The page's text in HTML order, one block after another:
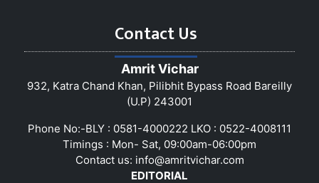
Contact Us
Amrit Vichar
932, Katra Chand Khan, Pilibhit Bypass Road Bareilly
(U.P) 243001
Phone No:-BLY : 0581-4000222 LKO : 0522-4008111
Timings : Mon- Sat, 09:00am-06:00pm
Contact us: info@amritvichar.com
EDITORIAL